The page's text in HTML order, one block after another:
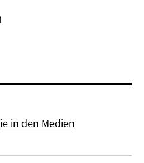
in den Medien